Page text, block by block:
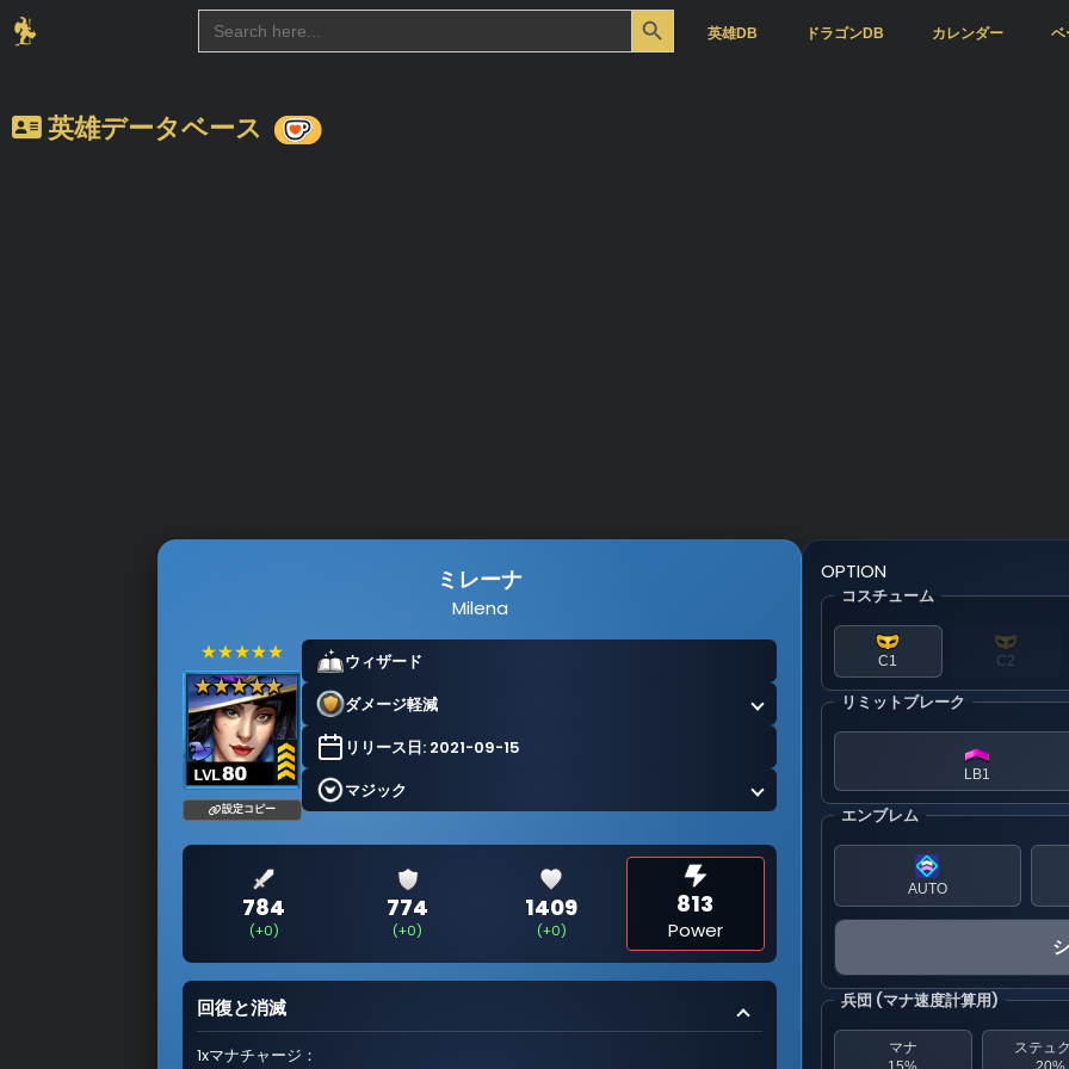
Search
for:
Search Button
英雄DB ドラゴンDB カレンダー ベ
英雄データベース
ミレーナ
Milena
★★★★★
設定コピー
ウィザード
ダメージ軽減
リリース日: 2021-09-15
マジック
784
(+0)
774
(+0)
1409
(+0)
813
Power
回復と消滅
1xマナチャージ：
OPTION
コスチューム
C1 C2
リミットブレーク
LB1
エンブレム
AUTO
兵団 (マナ速度計算用)
マナ
ステュ